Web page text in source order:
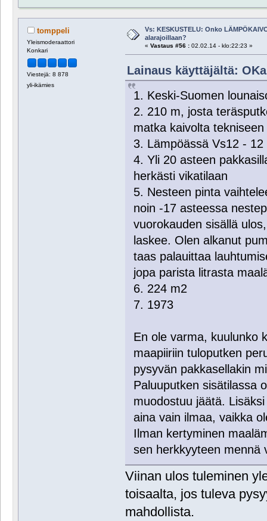
tomppeli
Yleismoderaattori
Konkari
Viestejä: 8 878
yli-ikämies
Vs: KESKUSTELU: Onko
alarajoillaan?
« Vastaus #56 :02.02.14 - klo:22:23 »
Lainaus käyttäjältä:
1. Keski-Suomen
2. 210 m, josta
matka kaivolta
3. Lämpöässä Vs12 - 12
4. Yli 20 asteen
herkästi vikatilaan
5. Nesteen pinta
noin -17 asteessa
vuorokauden sisällä
laskee. Olen alkanut
taas palauittaa
jopa parista litrasta
6. 224 m2
7. 1973
En ole varma, kuulunko
maapiiriin tuloputken
pysyvän pakkasellakin
Paluuputken sisätilassa
muodostuu jäätä.
aina vain ilmaa, vaikka
Ilman kertyminen
sen herkkyyteen mennä
Viinan ulos tuleminen
toisaalta, jos tuleva
mahdollista.